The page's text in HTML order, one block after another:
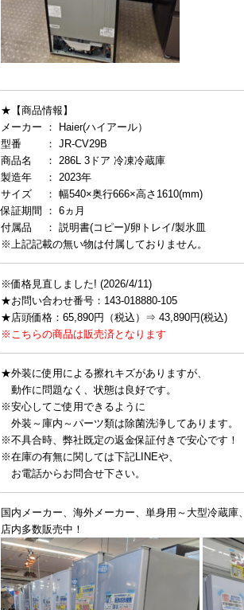
★【商品情報】
メーカー ： Haier(ハイアール）
型番 ： JR-CV29B
商品名 ： 286L 3ドア 冷凍冷蔵庫
製造年 ： 2023年
サイズ ： 幅540×奥行666×高さ1610(mm)
保証期間 ： 6ヵ月
付属品 ： 説明書(コピー)/卵トレイ/製氷皿
※上記記載の無い物は付属しておりません。
※価格見直しました! (2026/4/11)
★お問い合わせ番号：143-018880-105
★店頭価格：65,890円（税込）⇒ 43,890円(税込)
※こちらの商品は販売済となります
★外装に使用による擦れキズがありますが、
動作に問題なく、状態は良好です。
※安心してご使用できるように
外装～庫内～パーツ類は除菌洗浄してあります。
※不具合時、弊社既定の返金保証付きで安心です！
※在庫の有無に関しては下記LINEや、
お電話からお問合せ下さい。
国内メーカー、海外メーカー、単身用～大型冷蔵庫、
店内多数販売中！